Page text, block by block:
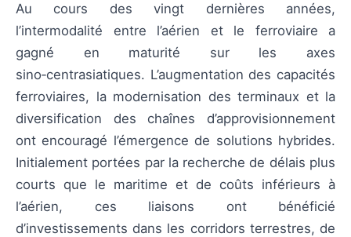
Au cours des vingt dernières années,
l’intermodalité entre l’aérien et le ferroviaire a
gagné en maturité sur les axes
sino‑centrasiatiques. L’augmentation des capacités
ferroviaires, la modernisation des terminaux et la
diversification des chaînes d’approvisionnement
ont encouragé l’émergence de solutions hybrides.
Initialement portées par la recherche de délais plus
courts que le maritime et de coûts inférieurs à
l’aérien, ces liaisons ont bénéficié
d’investissements dans les corridors terrestres, de